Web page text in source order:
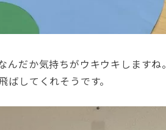
だか気持ちがウキウキしますね。
してくれそうです。